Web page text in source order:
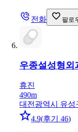
전화 팔로
우종설성형외
휴진
490m
대전광역시 유성
4.9(후기 46)